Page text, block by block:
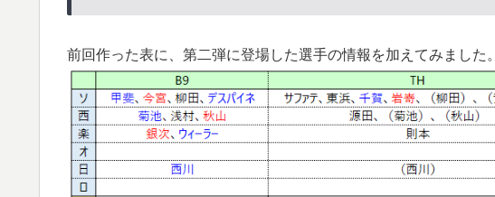
前回作った表に、第二弾に登場した選手の情報を加えてみました。